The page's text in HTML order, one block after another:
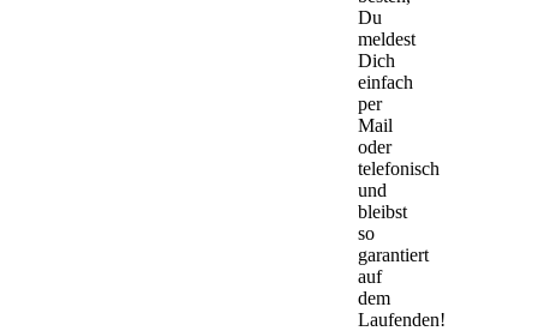
Du
meldest
Dich
einfach
per
Mail
oder
telefonisch
und
bleibst
so
garantiert
auf
dem
Laufenden!